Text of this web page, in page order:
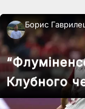
Борис
Клубного